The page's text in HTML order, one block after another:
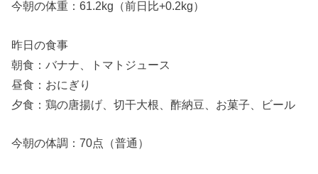
今朝の体重：61.2kg（前日比+0.2kg）
昨日の食事
朝食：バナナ、トマトジュース
昼食：おにぎり
夕食：鶏の唐揚げ、切干大根、酢納豆、お菓子、ビール
今朝の体調：70点（普通）